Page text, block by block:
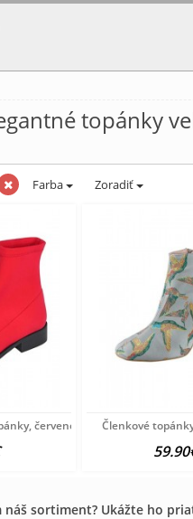
topánky
Farba Zoradiť
červeno-zlatáČlenkové
náš sortiment? Ukážte ho